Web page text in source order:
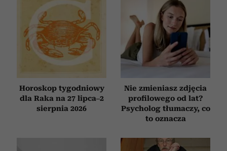
Horoskop tygodniowy
dla Raka na 27 lipca–2
sierpnia 2026
Nie zmieniasz zdjęcia
profilowego od lat?
Psycholog tłumaczy, co
to oznacza